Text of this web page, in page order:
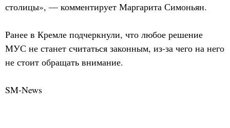
столицы», — комментирует Маргарита Симоньян.
Ранее в Кремле подчеркнули, что любое решение
МУС не станет считаться законным, из-за чего на него
не стоит обращать внимание.
SM-News